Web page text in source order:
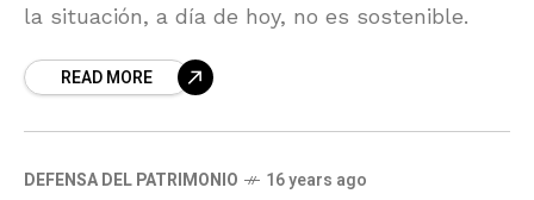
la situación, a día de hoy, no es sostenible.
READ MORE
DEFENSA DEL PATRIMONIO 16 years ago